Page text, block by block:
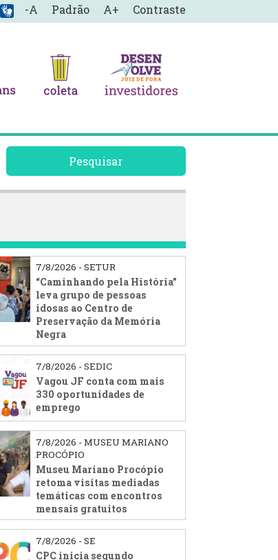
-A Padrão A+ Contraste
Pesquisar
7/8/2026 - SETUR
“Caminhando pela História”
leva grupo de pessoas
idosas ao Centro de
Preservação da Memória
Negra
7/8/2026 - SEDIC
Vagou JF conta com mais
330 oportunidades de
emprego
7/8/2026 - MUSEU MARIANO
PROCÓPIO
Museu Mariano Procópio
retoma visitas mediadas
temáticas com encontros
mensais gratuitos
7/8/2026 - SE
CPC inicia segundo